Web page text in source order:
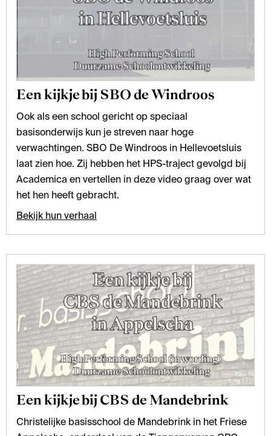
Een kijkje bij SBO de Windroos
Ook als een school gericht op speciaal
basisonderwijs kun je streven naar hoge
verwachtingen. SBO De Windroos in Hellevoetsluis
laat zien hoe. Zij hebben het HPS-traject gevolgd bij
Academica en vertellen in deze video graag over wat
het hen heeft gebracht.
Bekijk hun verhaal
Een kijkje bij CBS de Mandebrink
Christelijke basisschool de Mandebrink in het Friese